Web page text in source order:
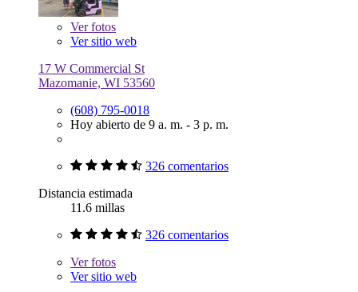
Verfotos
Ver sitio web
17 W Commercial St
Mazomanie, WI 53560
(608) 795-0018
Hoy abierto de 9 a. m. - 3 p. m.
326 comentarios
Distancia estimada
11.6 millas
326 comentarios
Verfotos
Ver sitio web